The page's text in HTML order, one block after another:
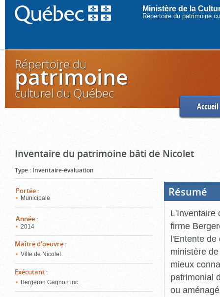
Ministère de la
Répertoire du patrimoine
Répertoire du
patrimoine
culturel du Québec
Accueil
Inventaire du patrimoine bâti de Nicolet
Type : Inventaire-évaluation
Portée :
Municipale
Année :
2014
Maître d'oeuvre :
Ville de Nicolet
Exécutant :
Bergeron Gagnon inc.
Résumé
L'Inventaire
firme
l'Entente de
ministère
mieux
patrimonial
ou